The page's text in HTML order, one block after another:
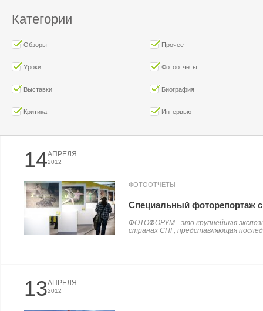
Категории
Обзоры Прочее
Уроки Фотоотчеты
Выставки Биография
Критика Интервью
14АПРЕЛЯ
2012
ФОТООТЧЕТЫ
Специальный фоторепортаж
ФОТОФОРУМ - это крупнейшая
странах СНГ, представляющая
13АПРЕЛЯ
2012